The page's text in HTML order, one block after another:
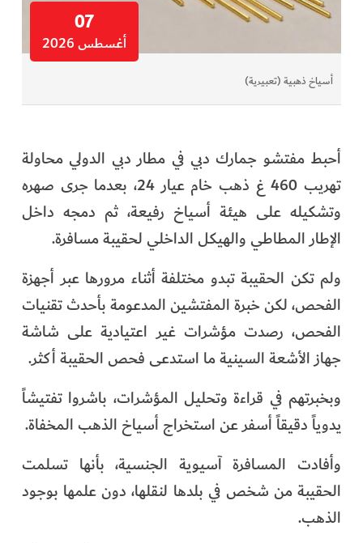
07
أغسطس 2026
أسياخ ذهبية (تعبيرية)
أحبط مفتشو جمارك دبي في مطار دبي الدولي محاولة
تهريب 460 غ ذهب خام عيار 24، بعدما جرى صهره
وتشكيله على هيئة أسياخ رفيعة، ثم دمجه داخل
الإطار المطاطي والهيكل الداخلي لحقيبة مسافرة.
ولم تكن الحقيبة تبدو مختلفة أثناء مرورها عبر أجهزة
الفحص، لكن خبرة المفتشين المدعومة بأحدث تقنيات
الفحص، رصدت مؤشرات غير اعتيادية على شاشة
جهاز الأشعة السينية ما استدعى فحص الحقيبة أكثر.
وبخبرتهم في قراءة وتحليل المؤشرات، باشروا تفتيشاً
يدوياً دقيقاً أسفر عن استخراج أسياخ الذهب المخفاة.
وأفادت المسافرة آسيوية الجنسية، بأنها تسلمت
الحقيبة من شخص في بلدها لنقلها، دون علمها بوجود
الذهب.